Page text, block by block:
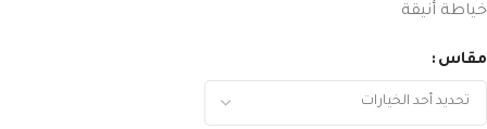
خياطة أنيقة
مقاس